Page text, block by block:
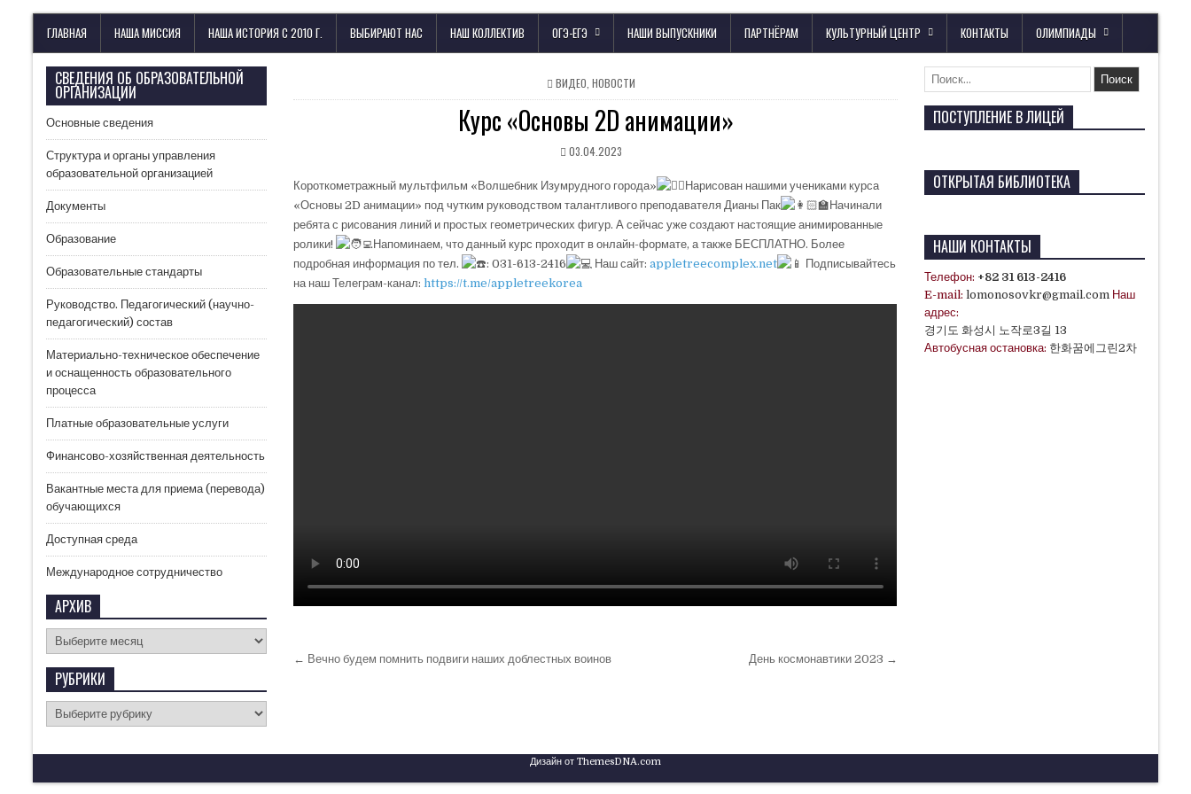
Лицей имени М. В. Ломоносова
с изучением иностранных языков
ГЛАВНАЯ НАША МИССИЯ НАША ИСТОРИЯ С 2010 Г. ВЫБИРАЮТ НАС НАШ КОЛЛЕКТИВ ОГЭ-ЕГЭ НАШИ ВЫПУСКНИКИ ПАРТНЁРАМ КУЛЬТУРНЫЙ ЦЕНТР КОНТАКТЫ ОЛИМПИАДЫ
ВИДЕО НОВОСТИ
Курс «Основы 2D анимации»
03.04.2023
Короткометражный мультфильм «Волшебник Изумрудного города»
Нарисован нашими учениками курса
«Основы 2D анимации» под чутким руководством талантливого преподавателя Дианы Пак
Начинали
ребята с рисования линий и простых геометрических фигур. А сейчас уже создают настоящие анимированные
ролики!
Напоминаем, что данный курс проходит в онлайн-формате, а также БЕСПЛАТНО. Более
подробная информация по тел.
: 031-613-2416 Наш сайт:appletreecomplex.net
Подписывайтесь
на наш Телеграм-канал:https://t.me/appletreekorea
← Вечно будем помнить подвиги наших доблестных воинов День космонавтики 2023 →
СВЕДЕНИЯ ОБ ОБРАЗОВАТЕЛЬНОЙ
ОРГАНИЗАЦИИ
Основные сведения
Структура и органы управления
образовательной организацией
Документы
Образование
Образовательные стандарты
Руководство. Педагогический (научно-
педагогический) состав
Материально-техническое обеспечение
и оснащенность образовательного
процесса
Платные образовательные услуги
Финансово-хозяйственная деятельность
Вакантные места для приема (перевода)
обучающихся
Доступная среда
Международное сотрудничество
АРХИВ
РУБРИКИ
ПОСТУПЛЕНИЕ В ЛИЦЕЙ
ОТКРЫТАЯ БИБЛИОТЕКА
НАШИ КОНТАКТЫ
Телефон: +82 31 613-2416
E-mail: lomonosovkr@gmail.com Наш
адрес:
경기도 화성시 노작로3길 13
Автобусная остановка: 한화꿈에그린2차
Дизайн от ThemesDNA.com